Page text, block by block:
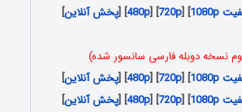
] [
720p
] [
480p
] [پخش آنلاین]
نسخه دوبله فارسی سانسور شده)
] [
720p
] [
480p
] [پخش آنلاین]
] [
720p
] [
480p
] [پخش آنلاین]